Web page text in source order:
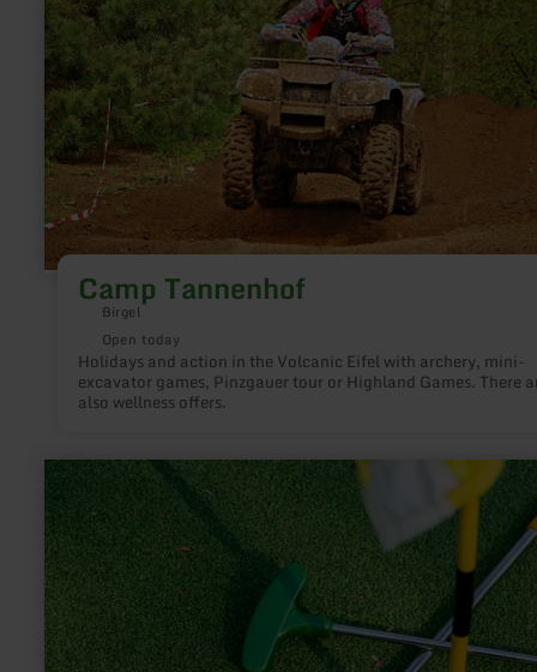
Camp Tannenhof
Birgel
Open today
Holidays and action in the Volcanic Eifel with archery, mini-
excavator games, Pinzgauer tour or Highland Games. There
also wellness offers.
Minigolf
Landal
Wirfttal